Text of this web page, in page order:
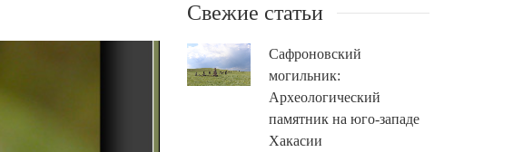
Свежие статьи
Сафроновский
могильник:
Археологический
памятник на юго-западе
Хакасии